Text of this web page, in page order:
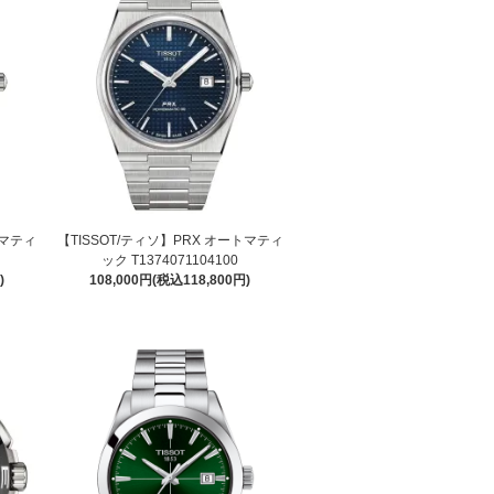
ティ
【TISSOT/ティソ】PRX オートマティ
ック T1374071104100
108,000円(税込118,800円)